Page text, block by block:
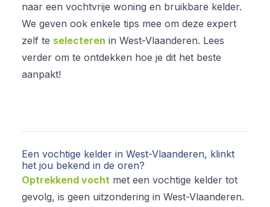
naar een vochtvrije woning en bruikbare kelder.
We geven ook enkele tips mee om deze expert
zelf te selecteren in West-Vlaanderen. Lees
verder om te ontdekken hoe je dit het beste
aanpakt!
Een vochtige kelder in West-Vlaanderen, klinkt
het jou bekend in de oren?
Optrekkend vocht met een vochtige kelder tot
gevolg, is geen uitzondering in West-Vlaanderen.